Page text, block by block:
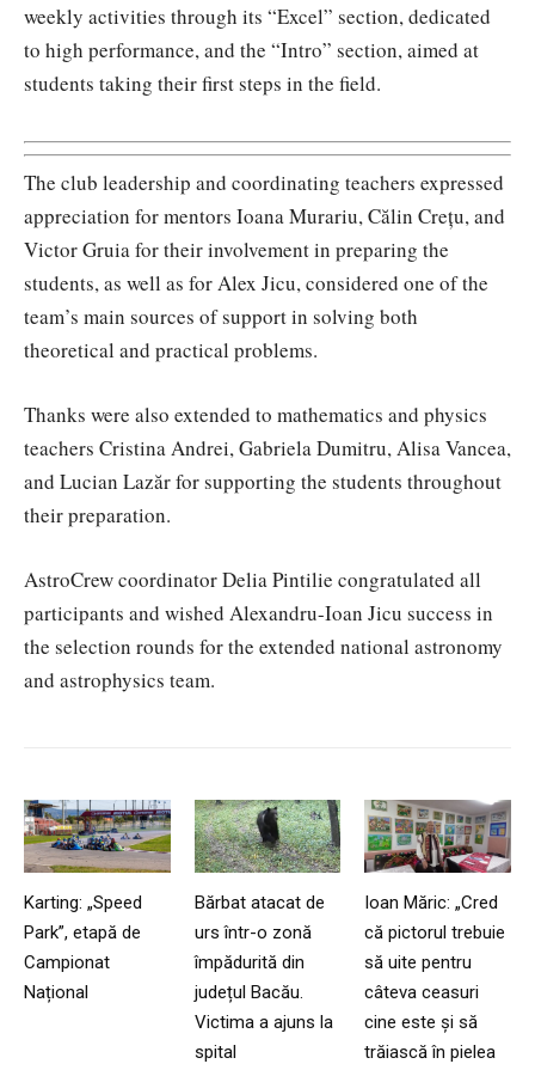
weekly activities through its “Excel” section, dedicated
to high performance, and the “Intro” section, aimed at
students taking their first steps in the field.
The club leadership and coordinating teachers expressed
appreciation for mentors Ioana Murariu, Călin Crețu, and
Victor Gruia for their involvement in preparing the
students, as well as for Alex Jicu, considered one of the
team’s main sources of support in solving both
theoretical and practical problems.
Thanks were also extended to mathematics and physics
teachers Cristina Andrei, Gabriela Dumitru, Alisa Vancea,
and Lucian Lazăr for supporting the students throughout
their preparation.
AstroCrew coordinator Delia Pintilie congratulated all
participants and wished Alexandru-Ioan Jicu success in
the selection rounds for the extended national astronomy
and astrophysics team.
Karting: „Speed
Park”, etapă de
Campionat
Național
Bărbat atacat de
urs într-o zonă
împădurită din
județul Bacău.
Victima a ajuns la
spital
Ioan Măric: „Cred
că pictorul trebuie
să uite pentru
câteva ceasuri
cine este și să
trăiască în pielea